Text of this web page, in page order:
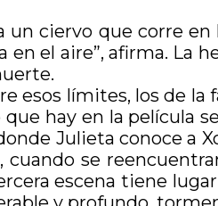
ciervo que corre
el aire”, afirma. La
esos límites, los de
hay en la película
Julieta conoce a
se
escena tiene